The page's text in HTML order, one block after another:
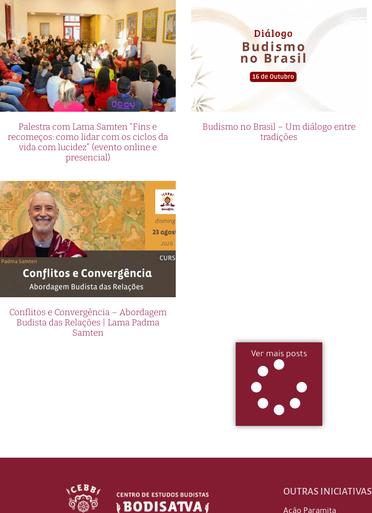
Palestra com Lama Samten “Fins e
recomeços: como lidar com os ciclos da
vida com lucidez” (evento online e
presencial)
Budismo no Brasil – Um diálogo entre
tradições
Conflitos e Convergência – Abordagem
Budista das Relações | Lama Padma
Samten
Ver mais posts
OUTRAS INICIATIVAS